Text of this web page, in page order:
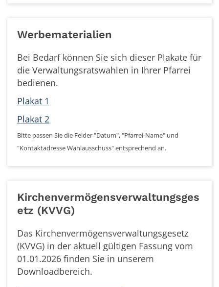
Werbematerialien
Bei Bedarf können Sie sich dieser Plakate für
die Verwaltungsratswahlen in Ihrer Pfarrei
bedienen.
Plakat 1
Plakat 2
Bitte passen Sie die Felder "Datum", "Pfarrei-Name" und
"Kontaktadresse Wahlausschuss" entsprechend an.
Kirchenvermögensverwaltungsges
etz (KVVG)
Das Kirchenvermögensverwaltungsgesetz
(KVVG) in der aktuell gültigen Fassung vom
01.01.2026 finden Sie in unserem
Downloadbereich.